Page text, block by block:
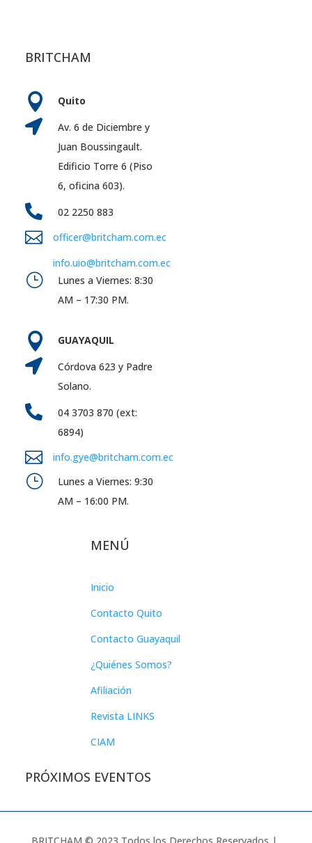
BRITCHAM
 Quito

Av. 6 de Diciembre y
Juan Boussingault.
Edificio Torre 6 (Piso
6, oficina 603).
 02 2250 883

officer@britcham.com.ec
info.uio@britcham.com.ec
}
Lunes a Viernes: 8:30
AM – 17:30 PM.
 GUAYAQUIL

Córdova 623 y Padre
Solano.

04 3703 870 (ext:
6894)
 info.gye@britcham.com.ec
}
Lunes a Viernes: 9:30
AM – 16:00 PM.
MENÚ
Inicio
Contacto Quito
Contacto Guayaquil
¿Quiénes Somos?
Afiliación
Revista LINKS
CIAM
PRÓXIMOS EVENTOS
BRITCHAM © 2023 Todos los Derechos Reservados |